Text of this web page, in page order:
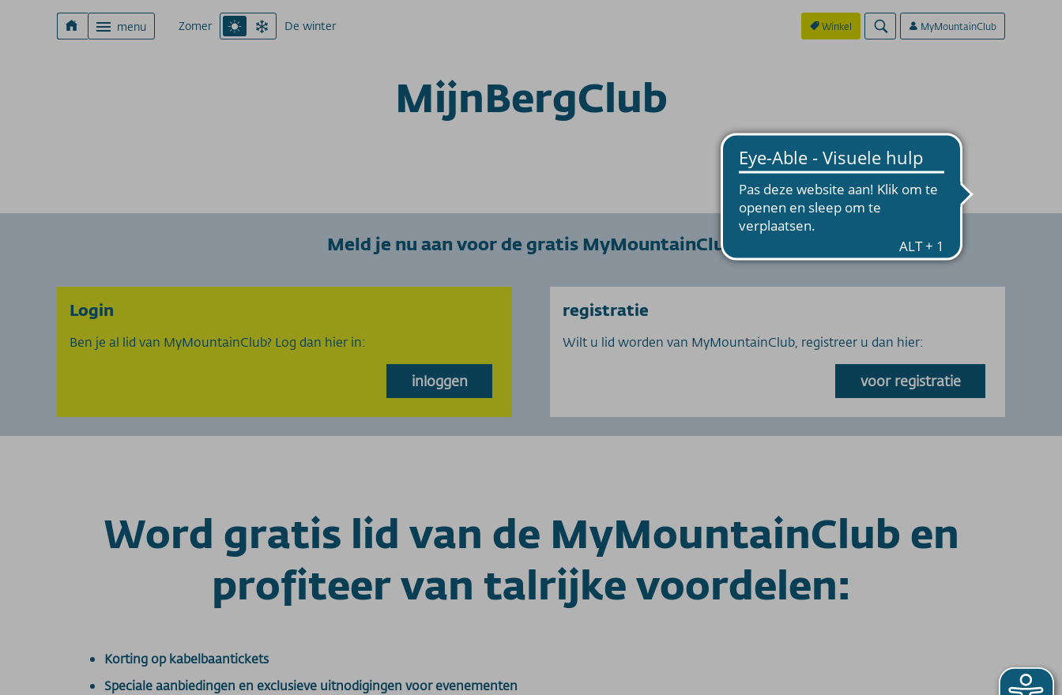
menu Zomer De winter Winkel MyMountainClub
MijnBergClub
Meld je nu aan voor de gratis MyMountainClub
Login
Ben je al lid van MyMountainClub? Log dan hier in:
inloggen
registratie
Wilt u lid worden van MyMountainClub, registreer u dan hier:
voor registratie
Word gratis lid van de MyMountainClub en
profiteer van talrijke voordelen:
Korting op kabelbaantickets
Speciale aanbiedingen en exclusieve uitnodigingen voor evenementen